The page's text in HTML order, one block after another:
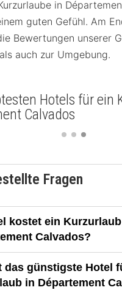
in
guten Gefühl. Am
Bewertungen unserer
auch zur Umgebung.
Hotels für ein
Calvados
Fragen
kostet ein
Calvados?
das günstigste Hotel
in Département